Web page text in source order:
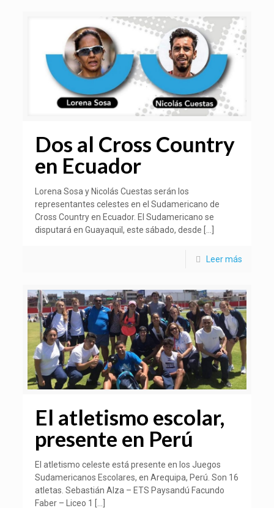
Dos al Cross Country
en Ecuador
Lorena Sosa y Nicolás Cuestas serán los
representantes celestes en el Sudamericano de
Cross Country en Ecuador. El Sudamericano se
disputará en Guayaquil, este sábado, desde […]
Leer más
El atletismo escolar,
presente en Perú
El atletismo celeste está presente en los Juegos
Sudamericanos Escolares, en Arequipa, Perú. Son 16
atletas. Sebastián Alza – ETS Paysandú Facundo
Faber – Liceo 1
[…]